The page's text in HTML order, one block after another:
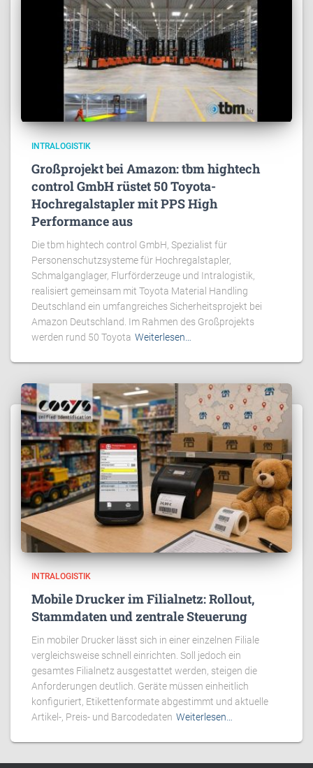
INTRALOGISTIK
Großprojekt bei Amazon: tbm hightech
control GmbH rüstet 50 Toyota-
Hochregalstapler mit PPS High
Performance aus
Die tbm hightech control GmbH, Spezialist für
Personenschutzsysteme für Hochregalstapler,
Schmalganglager, Flurförderzeuge und Intralogistik,
realisiert gemeinsam mit Toyota Material Handling
Deutschland ein umfangreiches Sicherheitsprojekt bei
Amazon Deutschland. Im Rahmen des Großprojekts
werden rund 50 Toyota Weiterlesen…
INTRALOGISTIK
Mobile Drucker im Filialnetz: Rollout,
Stammdaten und zentrale Steuerung
Ein mobiler Drucker lässt sich in einer einzelnen Filiale
vergleichsweise schnell einrichten. Soll jedoch ein
gesamtes Filialnetz ausgestattet werden, steigen die
Anforderungen deutlich. Geräte müssen einheitlich
konfiguriert, Etikettenformate abgestimmt und aktuelle
Artikel-, Preis- und Barcodedaten Weiterlesen…